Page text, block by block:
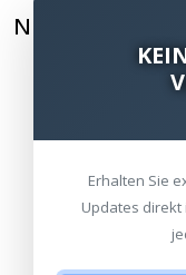
NEWSLETTER
Erhalten Sie
Updates direkt